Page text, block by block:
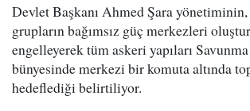
Devlet Başkanı Ahmed Şara
grupların bağımsız güç merkezleri
engelleyerek tüm askeri yapıları
bünyesinde merkezi bir komuta altında
hedeflediği belirtiliyor.